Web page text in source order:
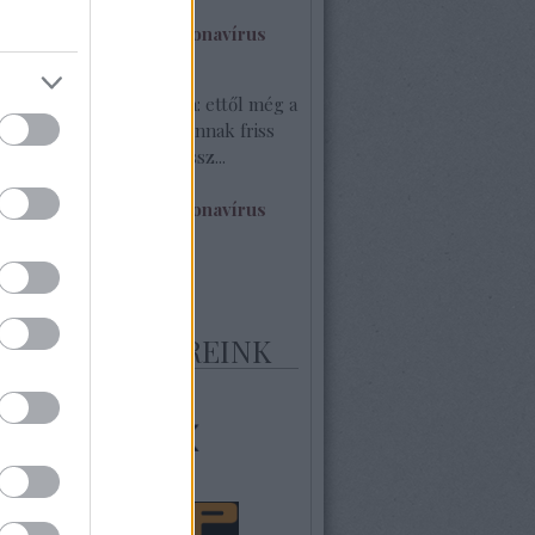
10:47
lesz a fizetés a koronavírus
@Jumbóka: ettől még a
Egy élő blogon vannak friss
Itt egy darab sincs hossz...
08:19
lesz a fizetés a koronavírus
PARTNEREINK